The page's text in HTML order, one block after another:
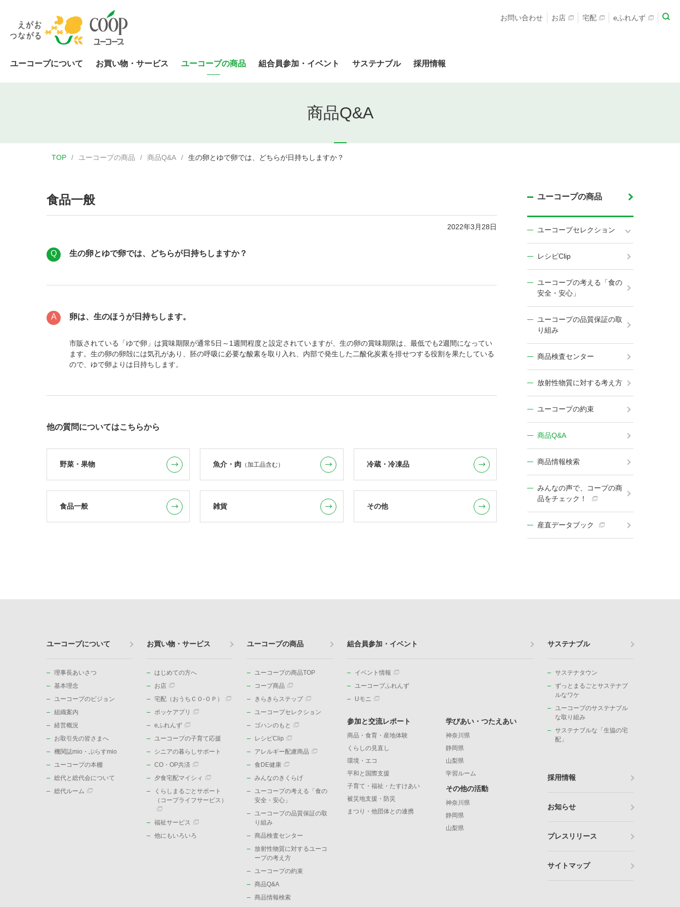
ユーコープについて お買い物・サービス ユーコープの商品 組合員参加・イベント サステナブル 採用情報
お問い合わせ お店 宅配 eふれんず
商品Q&A
TOP ユーコープの商品 商品Q&A 生の卵とゆで卵では、どちらが日持ちしますか？
食品一般
2022年3月28日
生の卵とゆで卵では、どちらが日持ちしますか？
卵は、生のほうが日持ちします。
市販されている「ゆで卵」は賞味期限が通常5日～1週間程度と設定されていますが、生の卵の賞味期限は、最低でも2週間になってい
ます。生の卵の卵殻には気孔があり、胚の呼吸に必要な酸素を取り入れ、内部で発生した二酸化炭素を排せつする役割を果たしている
ので、ゆで卵よりは日持ちします。
他の質問についてはこちらから
野菜・果物 魚介・肉 （加工品含む） 冷蔵・冷凍品
食品一般 雑貨 その他
ユーコープの商品
ユーコープセレクション
レシピClip
ユーコープの考える「食の
安全・安心」
ユーコープの品質保証の取
り組み
商品検査センター
放射性物質に対する考え方
ユーコープの約束
商品Q&A
商品情報検索
みんなの声で、コープの商
品をチェック！
産直データブック
ユーコープについて
理事長あいさつ
基本理念
ユーコープのビジョン
組織案内
経営概況
お取引先の皆さまへ
機関誌mio・ぷらすmio
ユーコープの本棚
総代と総代会について
総代ルーム
お買い物・サービス
はじめての方へ
お店
宅配（おうちＣＯ-ＯＰ）
ポッケアプリ
eふれんず
ユーコープの子育て応援
シニアの暮らしサポート
CO・OP共済
夕食宅配マイシィ
くらしまるごとサポート
（コープライフサービス）
福祉サービス
他にもいろいろ
ユーコープの商品
ユーコープの商品TOP
コープ商品
きらきらステップ
ユーコープセレクション
ゴハンのもと
レシピClip
アレルギー配慮商品
食DE健康
みんなのきくらげ
ユーコープの考える「食の
安全・安心」
ユーコープの品質保証の取
り組み
商品検査センター
放射性物質に対するユーコ
ープの考え方
ユーコープの約束
商品Q&A
商品情報検索
組合員参加・イベント
イベント情報
ユーコープふれんず
Uモニ
参加と交流レポート
商品・食育・産地体験
くらしの見直し
環境・エコ
平和と国際支援
子育て・福祉・たすけあい
被災地支援・防災
まつり・他団体との連携
学びあい・つたえあい
神奈川県
静岡県
山梨県
学習ルーム
その他の活動
神奈川県
静岡県
山梨県
サステナブル
サステナタウン
ずっとまるごとサステナブ
ルなワケ
ユーコープのサステナブル
な取り組み
サステナブルな「生協の宅
配」
採用情報
お知らせ
プレスリリース
サイトマップ